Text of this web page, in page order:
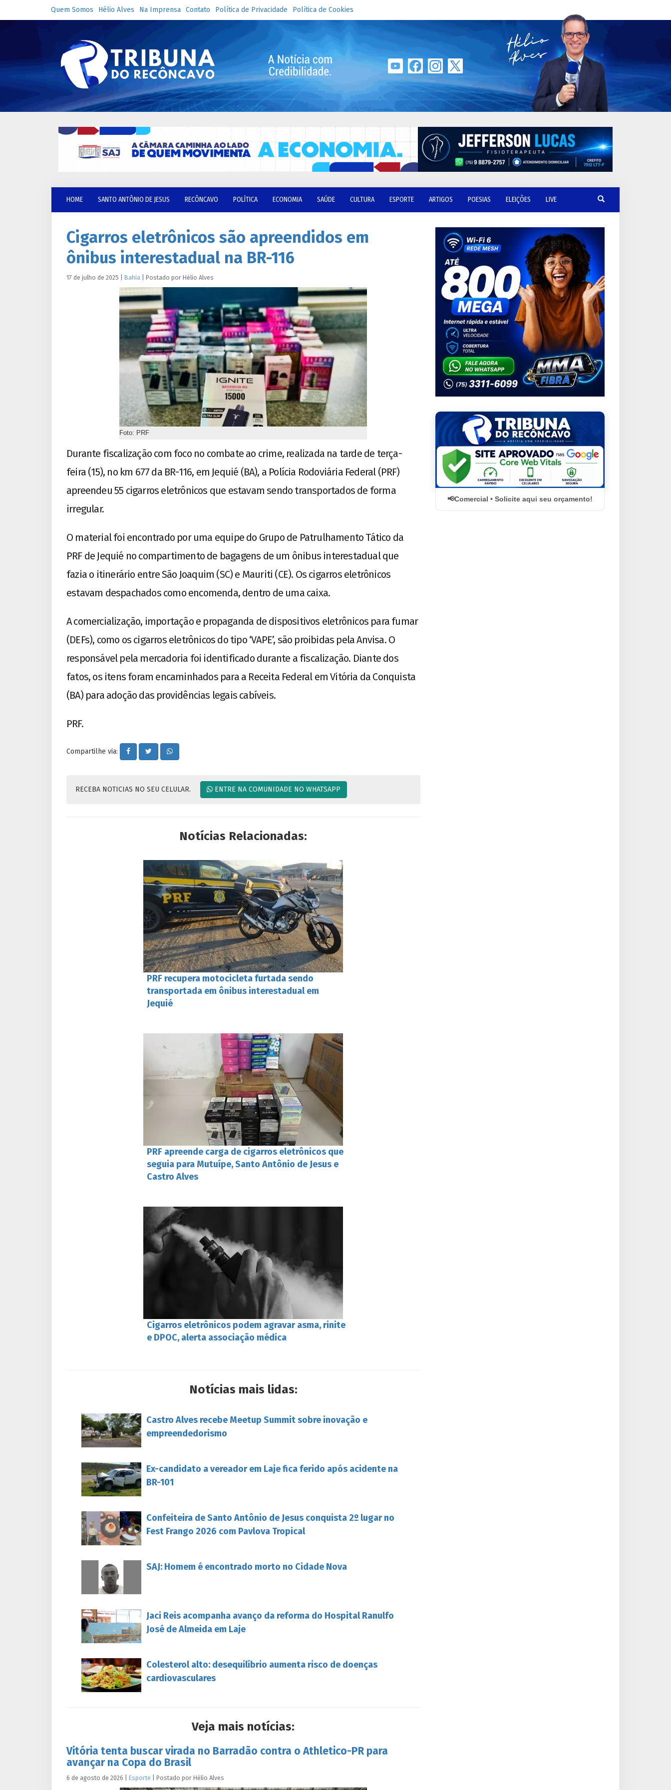
Quem Somos Hélio Alves Na Imprensa Contato Política de Privacidade Política de Cookies
HOME SANTO ANTÔNIO DE JESUS RECÔNCAVO POLÍTICA ECONOMIA SAÚDE CULTURA ESPORTE ARTIGOS POESIAS ELEIÇÕES LIVE
Cigarros eletrônicos são apreendidos em
ônibus interestadual na BR-116
17 de julho de 2025 Bahia Postado por Hélio Alves
Foto: PRF
Durante fiscalização com foco no combate ao crime, realizada na tarde de terça-
feira (15), no km 677 da BR-116, em Jequié (BA), a Polícia Rodoviária Federal (PRF)
apreendeu 55 cigarros eletrônicos que estavam sendo transportados de forma
irregular.
O material foi encontrado por uma equipe do Grupo de Patrulhamento Tático da
PRF de Jequié no compartimento de bagagens de um ônibus interestadual que
fazia o itinerário entre São Joaquim (SC) e Mauriti (CE). Os cigarros eletrônicos
estavam despachados como encomenda, dentro de uma caixa.
A comercialização, importação e propaganda de dispositivos eletrônicos para fumar
(DEFs), como os cigarros eletrônicos do tipo ‘VAPE’, são proibidas pela Anvisa. O
responsável pela mercadoria foi identificado durante a fiscalização. Diante dos
fatos, os itens foram encaminhados para a Receita Federal em Vitória da Conquista
(BA) para adoção das providências legais cabíveis.
PRF.
Compartilhe via:
RECEBA NOTICIAS NO SEU CELULAR. ENTRE NA COMUNIDADE NO WHATSAPP
Notícias Relacionadas:
PRF recupera motocicleta furtada sendo
transportada em ônibus interestadual em
Jequié
PRF apreende carga de cigarros eletrônicos que
seguia para Mutuípe, Santo Antônio de Jesus e
Castro Alves
Cigarros eletrônicos podem agravar asma, rinite
e DPOC, alerta associação médica
Notícias mais lidas:
Castro Alves recebe Meetup Summit sobre inovação e
empreendedorismo
Ex-candidato a vereador em Laje fica ferido após acidente na
BR-101
Confeiteira de Santo Antônio de Jesus conquista 2º lugar no
Fest Frango 2026 com Pavlova Tropical
SAJ: Homem é encontrado morto no Cidade Nova
Jaci Reis acompanha avanço da reforma do Hospital Ranulfo
José de Almeida em Laje
Colesterol alto: desequilíbrio aumenta risco de doenças
cardiovasculares
Veja mais notícias:
Vitória tenta buscar virada no Barradão contra o Athletico-PR para
avançar na Copa do Brasil
6 de agosto de 2026 Esporte Postado por Hélio Alves
Comercial • Solicite aqui seu orçamento!